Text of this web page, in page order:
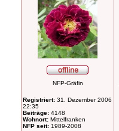
NFP-Gräfin
Registriert: 31. Dezember 2006
22:35
Beiträge: 4148
Wohnort: Mittelfranken
NFP seit: 1989-2008